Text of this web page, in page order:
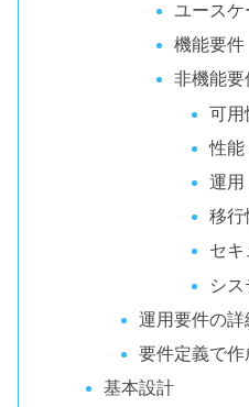
ユースケ
機能要件
非機能要
可用
性能
運用
移行
セキ
シ
運用要件の詳
要件定義で
基本設計